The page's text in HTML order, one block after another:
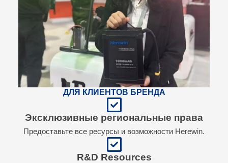
ДЛЯ КЛИЕНТОВ БРЕНДА
Эксклюзивные региональные права
Предоставьте все ресурсы и возможности Herewin.
R&D Resources